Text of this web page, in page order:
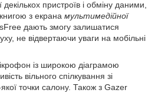
декількох пристроїв і обміну даними,
з екрана мультимедійної
дають змогу залишатися
не відвертаючи уваги на мобільні
із широкою діаграмою
вільного спілкування зі
точки салону. Також з Gazer